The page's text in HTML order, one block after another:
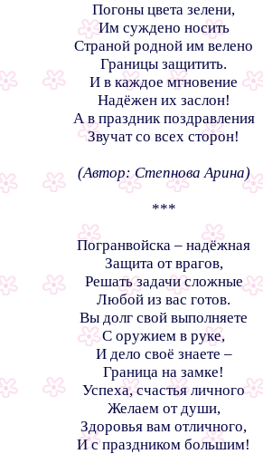
Погоны цвета зелени,
Им суждено носить
Страной родной им велено
Границы защитить.
И в каждое мгновение
Надёжен их заслон!
А в праздник поздравления
Звучат со всех сторон!
(Автор: Степнова Арина)
***
Погранвойска – надёжная
Защита от врагов,
Решать задачи сложные
Любой из вас готов.
Вы долг свой выполняете
С оружием в руке,
И дело своё знаете –
Граница на замке!
Успеха, счастья личного
Желаем от души,
Здоровья вам отличного,
И с праздником большим!